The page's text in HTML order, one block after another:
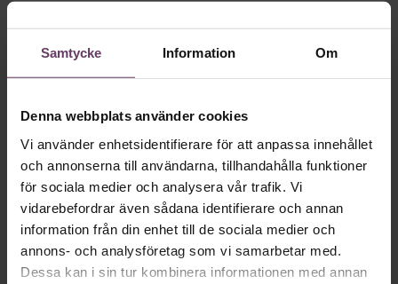
Samtycke Information Om
Denna webbplats använder cookies
Vi använder enhetsidentifierare för att anpassa innehållet
och annonserna till användarna, tillhandahålla funktioner
för sociala medier och analysera vår trafik. Vi
vidarebefordrar även sådana identifierare och annan
information från din enhet till de sociala medier och
annons- och analysföretag som vi samarbetar med.
Dessa kan i sin tur kombinera informationen med annan
Så ska en partiledare
vara
VAL 2026
Provokation, glamour och
galna utspel? Nej, det är inget för svenska
väljare. Här är det fortfarande den måttfulla
partiledarstilen som går hem, säger
statsvetaren Jenny Madestam: ”Hellre en
tråkig partiledare i foträta skor, än en
känslomässig spelevink i högklackat.”